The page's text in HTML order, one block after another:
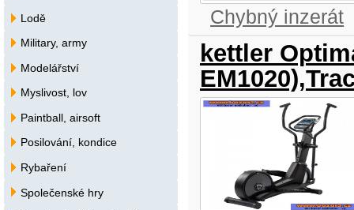
Chybný inzerát
kettler
Lodě
Military, army
Modelářství
Myslivost, lov
Paintball, airsoft
Posilování, kondice
Rybaření
Společenské hry